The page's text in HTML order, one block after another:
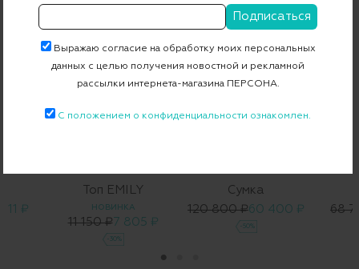
₽
Топ EMILY
НОВИНКА
11 150 ₽7 805 ₽
-30%
Сумка
120 800 ₽60 400 ₽
-50%
68
Выражаю согласие на обработку моих персональных
данных с целью получения новостной и рекламной
рассылки интернета-магазина ПЕРСОНА.
С положением о конфиденциальности ознакомлен.